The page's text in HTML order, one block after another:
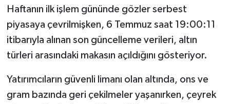
Haftanın ilk işlem gününde gözler serbest
piyasaya çevrilmişken, 6 Temmuz saat 19:00:11
itibarıyla alınan son güncelleme verileri, altın
türleri arasındaki makasın açıldığını gösteriyor.
Yatırımcıların güvenli limanı olan altında, ons ve
gram bazında geri çekilmeler yaşanırken, çeyrek
KENT GÜNDEMİ
Kepsut
KÜLTÜR-SANAT
MAGAZİN